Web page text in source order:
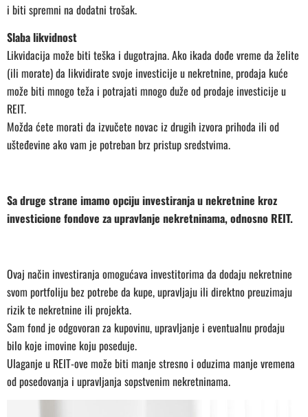
i biti spremni na dodatni trošak.
Slaba likvidnost
Likvidacija može biti teška i dugotrajna. Ako ikada dođe vreme da želite
(ili morate) da likvidirate svoje investicije u nekretnine, prodaja kuće
može biti mnogo teža i potrajati mnogo duže od prodaje investicije u
REIT.
Možda ćete morati da izvučete novac iz drugih izvora prihoda ili od
ušteđevine ako vam je potreban brz pristup sredstvima.
Sa druge strane imamo opciju investiranja u nekretnine kroz
investicione fondove za upravlanje nekretninama, odnosno REIT.
Ovaj način investiranja omogućava investitorima da dodaju nekretnine
svom portfoliju bez potrebe da kupe, upravljaju ili direktno preuzimaju
rizik te nekretnine ili projekta.
Sam fond je odgovoran za kupovinu, upravljanje i eventualnu prodaju
bilo koje imovine koju poseduje.
Ulaganje u REIT-ove može biti manje stresno i oduzima manje vremena
od posedovanja i upravljanja sopstvenim nekretninama.